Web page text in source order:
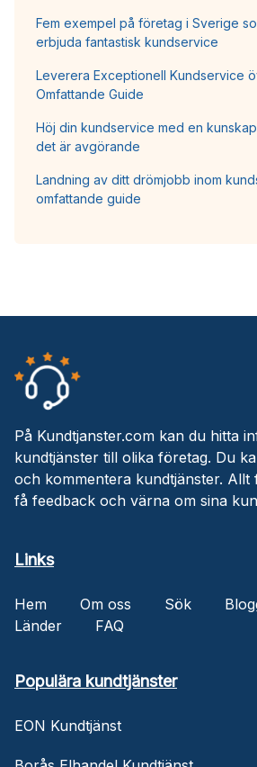
Fem exempel på företag i Sverige
erbjuda fantastisk kundservice
Leverera Exceptionell Kundservice
Omfattande Guide
Höj din kundservice med en
det är avgörande
Landning av ditt drömjobb inom
omfattande guide
På Kundtjanster.com kan du hitta
kundtjänster till olika företag. Du
och kommentera kundtjänster.
få feedback och värna om sina
Links
Hem Om oss Sök
Länder
FAQ
Populära kundtjänster
EON Kundtjänst